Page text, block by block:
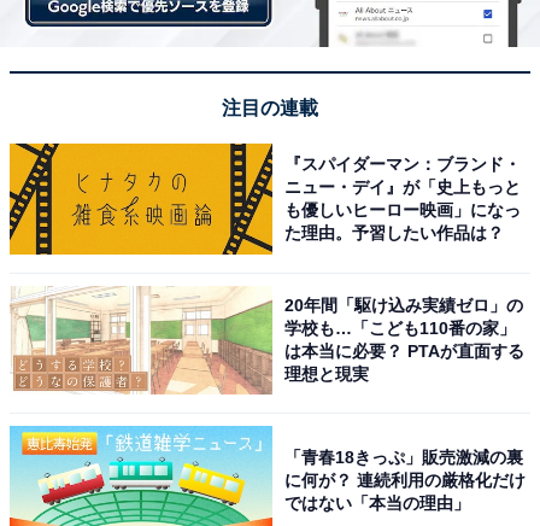
ちなみに1カップの容量は、「じゃがりこ細いやつ サラ
ダ」も「じゃがりこ」も同じ52グラムとなっています。
どちらも1カップあたり52グラム
注目の連載
『スパイダーマン：ブランド・
ニュー・デイ』が「史上もっと
も優しいヒーロー映画」になっ
た理由。予習したい作品は？
20年間「駆け込み実績ゼロ」の
学校も…「こども110番の家」
は本当に必要？ PTAが直面する
理想と現実
「青春18きっぷ」販売激減の裏
に何が？ 連続利用の厳格化だけ
ではない「本当の理由」